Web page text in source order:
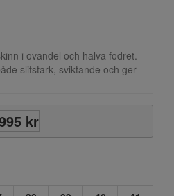
i ovandel och halva fodret.
slitstark, sviktande och ger
kr